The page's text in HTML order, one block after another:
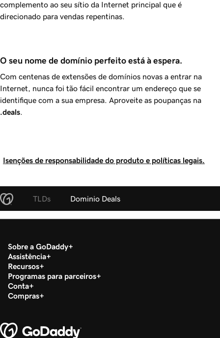
complemento ao seu sítio da Internet principal que é
direcionado para vendas repentinas.
O seu nome de domínio perfeito está à espera.
Com centenas de extensões de domínios novas a entrar na
Internet, nunca foi tão fácil encontrar um endereço que se
identifique com a sua empresa. Aproveite as poupanças na
.deals
Isenções de responsabilidade do produto e políticas legais.
TLDs Dominio Deals
Sobre a GoDaddy
Assistência
Recursos
Programas para parceiros
Conta
Compras